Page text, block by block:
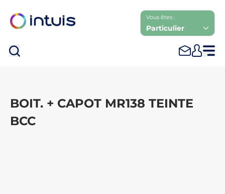
Vous êtes :
Particulier
BOIT. + CAPOT MR138 TEINTE
BCC